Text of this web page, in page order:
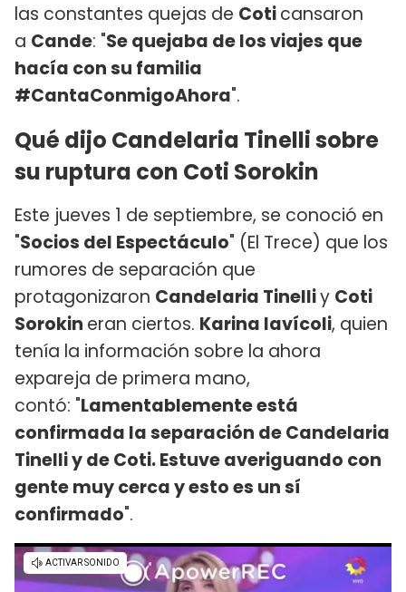
las constantes quejas de Coticansaron
a Cande: "Se quejaba de los viajes que
hacía con su familia
#CantaConmigoAhora".
Qué dijo Candelaria Tinelli sobre
su ruptura con Coti Sorokin
Este jueves 1 de septiembre, se conoció en
"Socios del Espectáculo" (El Trece) que los
rumores de separación que
protagonizaron Candelaria Tinelliy Coti
Sorokin eran ciertos. Karina Iavícoli, quien
tenía la información sobre la ahora
expareja de primera mano,
contó: "Lamentablemente está
confirmada la separación de Candelaria
Tinelli y de Coti. Estuve averiguando con
gente muy cerca y esto es un sí
confirmado".